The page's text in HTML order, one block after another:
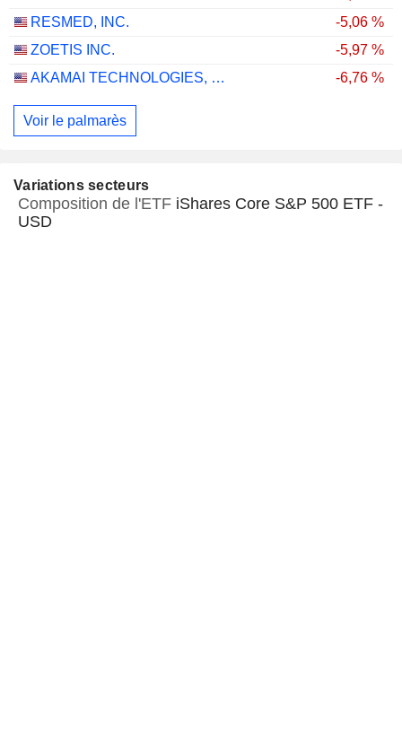
RESMED, INC.
-5,06 %
ZOETIS INC.
-5,97 %
AKAMAI TECHNOLOGIES, INC.
-6,76 %
Voir le palmarès
Variations secteurs
Composition de l'ETF iShares Core S&P 500 ETF -
USD